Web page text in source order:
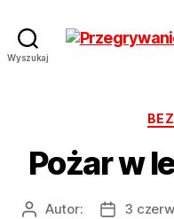
Wyszukaj
Pożar w
AutorAutor:
Data
3